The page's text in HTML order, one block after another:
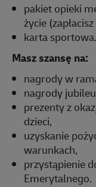
pakiet opieki
życie
karta sportowa.
Masz szansę na:
nagrody w
nagrody
prezenty z
dzieci,
uzyskanie
warunkach,
przystąpienie
Emerytalnego.